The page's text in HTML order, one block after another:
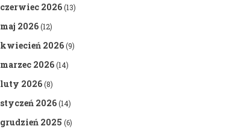
czerwiec 2026(13)
maj 2026(12)
kwiecień 2026(9)
marzec 2026(14)
luty 2026(8)
styczeń 2026(14)
grudzień 2025 (6)